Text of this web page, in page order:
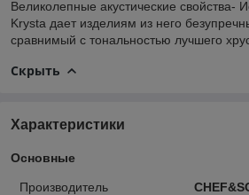
Великолепные акустические свойства-
Krysta дает изделиям из него
сравнимый с тональностью лучшего
Скрыть
Характеристики
Основные
Производитель